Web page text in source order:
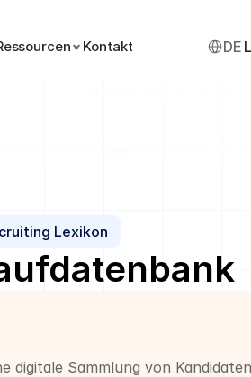
Lexikon
digitale Sammlung von
Kontakt Select
DE